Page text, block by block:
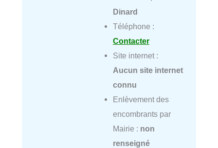
Dinard
Téléphone :
Contacter
Site internet :
Aucun site internet
connu
Enlèvement des
encombrants par
Mairie : non
renseigné